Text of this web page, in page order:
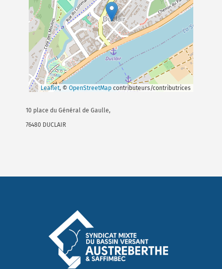
Leaflet, ©OpenStreetMap contributeurs/contributrices
10 place du Général de Gaulle,
76480 DUCLAIR